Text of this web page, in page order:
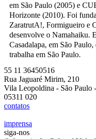
em São Paulo (2005) e
Horizonte (2010). Foi
ZaratrutA!, Formigueiro e
desenvolve o Namahaiku.
Casadalapa, em São
trabalha em São Paulo.
55 11 36450516
Rua Jaguaré Mirim, 210
Vila Leopoldina - São Paulo
05311 020
contatos
imprensa
siga-nos